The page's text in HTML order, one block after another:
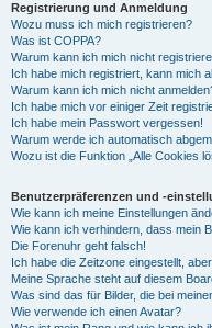
Registrierung und Anmeldung
Wozu muss ich mich registrieren?
Was ist COPPA?
Warum kann ich mich nicht
Ich habe mich registriert, kann mich
Warum kann ich mich nicht
Ich habe mich vor einiger Zeit
Ich habe mein Passwort vergessen!
Warum werde ich automatisch
Wozu ist die Funktion „Alle Cookies
Benutzerpräferenzen und -
Wie kann ich meine Einstellungen
Wie kann ich verhindern, dass mein
Die Forenuhr geht falsch!
Ich habe die Zeitzone eingestellt,
Meine Sprache steht auf diesem
Was sind das für Bilder, die bei
Wie verwende ich einen Avatar?